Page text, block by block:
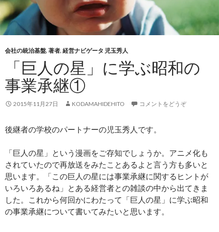
動
会社の統治基盤, 著者, 経営ナビゲータ 児玉秀人
「巨人の星」に学ぶ昭和の
事業承継①
2015年11月27日 KODAMAHIDEHITO コメントをどうぞ
後継者の学校のパートナーの児玉秀人です。
「巨人の星」という漫画をご存知でしょうか。アニメ化も
されていたので再放送をみたことあるよと言う方も多いと
思います。「この巨人の星には事業承継に関するヒントが
いろいろあるね」とある経営者との雑談の中から出てきま
した。これから何回かにわたって「巨人の星」に学ぶ昭和
の事業承継について書いてみたいと思います。